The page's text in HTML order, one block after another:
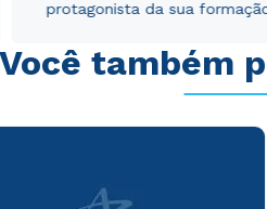
protagonista da sua
Você também
envio de conteúdos da
envio de conteúdos da